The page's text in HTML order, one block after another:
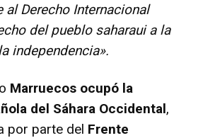
Derecho Internacional
del pueblo saharaui a la
independencia».
Marruecos ocupó la
del Sáhara Occidental,
por parte del Frente